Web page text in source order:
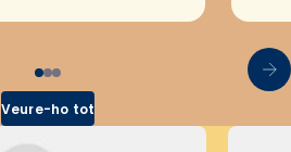
Veure-ho tot